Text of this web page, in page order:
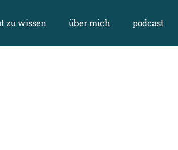
zu wissen über mich podcast